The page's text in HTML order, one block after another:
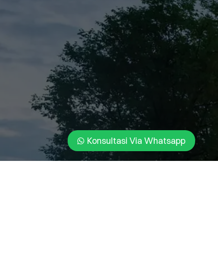
Konsultasi Via Whatsapp